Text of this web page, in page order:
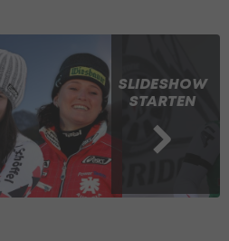
SLIDESHOW
STARTEN